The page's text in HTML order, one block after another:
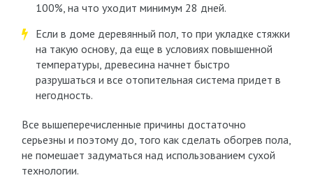
100%, на что уходит минимум 28 дней.
Если в доме деревянный пол, то при укладке стяжки
на такую основу, да еще в условиях повышенной
температуры, древесина начнет быстро
разрушаться и все отопительная система придет в
негодность.
Все вышеперечисленные причины достаточно
серьезны и поэтому до, того как сделать обогрев пола,
не помешает задуматься над использованием сухой
технологии.